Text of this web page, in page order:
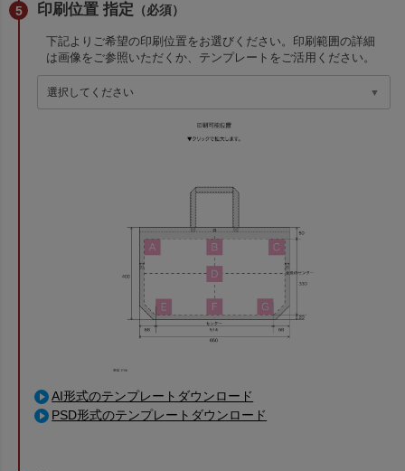
印刷位置 指定 （必須）
下記よりご希望の印刷位置をお選びください。印刷範囲の詳細
は画像をご参照いただくか、テンプレートをご活用ください。
AI形式のテンプレートダウンロード
PSD形式のテンプレートダウンロード